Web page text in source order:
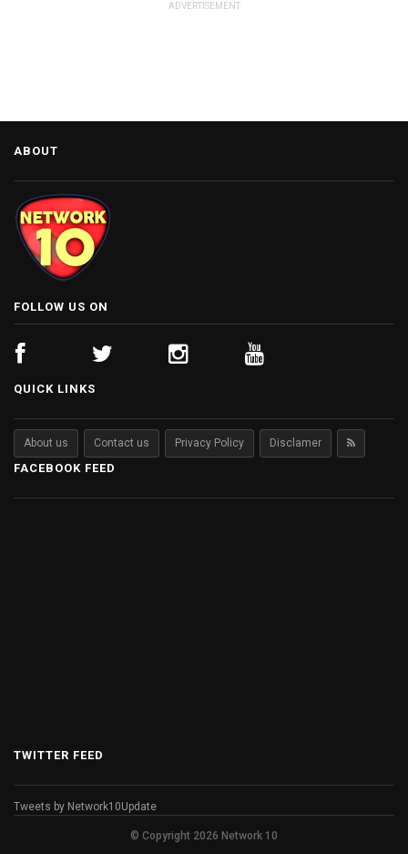
ADVERTISEMENT
ABOUT
FOLLOW US ON
QUICK LINKS
About us Contact us Privacy Policy Disclamer
FACEBOOK FEED
TWITTER FEED
Tweets by Network10Update
© Copyright 2026 Network 10